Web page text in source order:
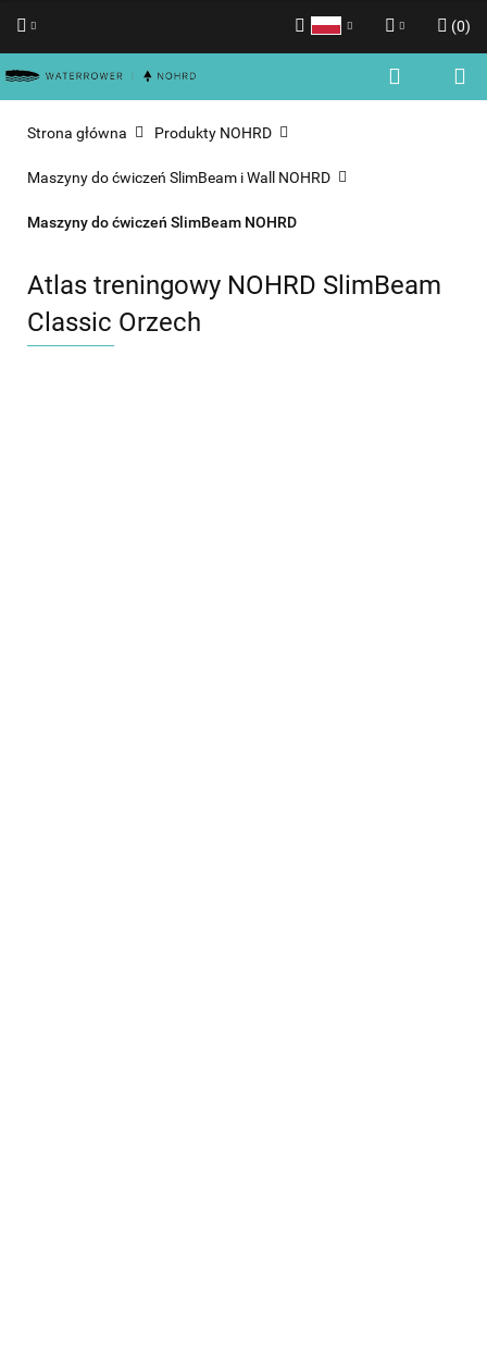
Zaloguj się
Zgody cookies
(0)
Strona główna Produkty NOHRD
Maszyny do ćwiczeń SlimBeam i Wall NOHRD
Maszyny do ćwiczeń SlimBeam NOHRD
Atlas treningowy NOHRD SlimBeam
Classic Orzech